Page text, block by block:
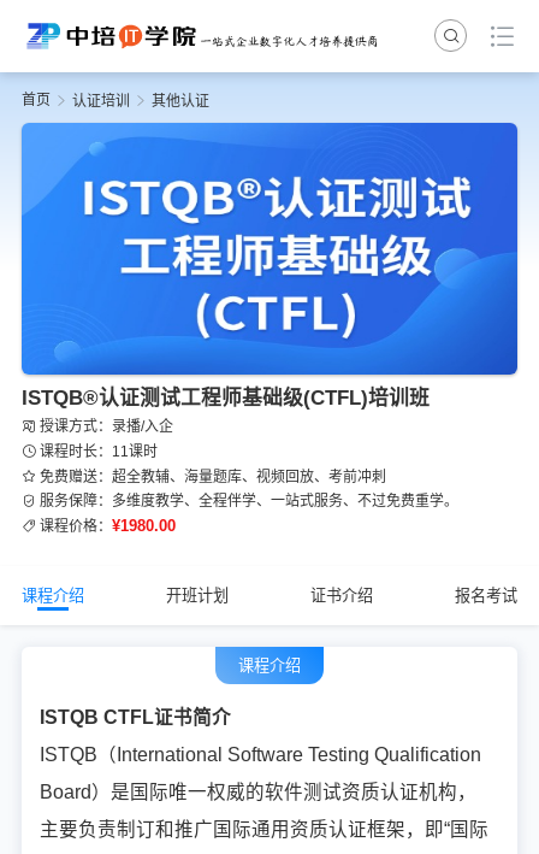
首页 认证培训 其他认证
ISTQB®认证测试工程师基础级(CTFL)培训班
授课方式：录播/入企
课程时长：11课时
免费赠送：超全教辅、海量题库、视频回放、考前冲刺
服务保障：多维度教学、全程伴学、一站式服务、不过免费重学。
课程价格： ¥1980.00
课程介绍 开班计划 证书介绍 报名考试
课程介绍
ISTQB CTFL证书简介
ISTQB（International Software Testing Qualification
Board）是国际唯一权威的软件测试资质认证机构，
主要负责制订和推广国际通用资质认证框架，即“国际